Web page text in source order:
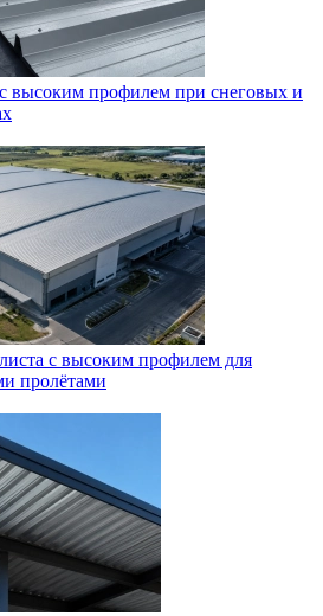
высоким профилем при снеговых и
с высоким профилем для
пролётами